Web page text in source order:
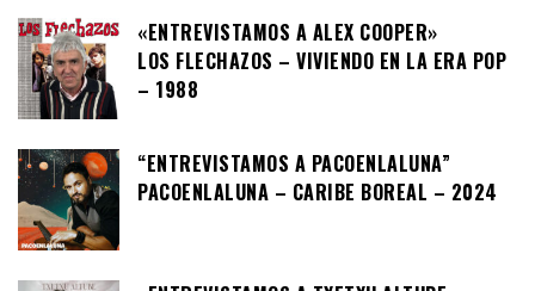
«ENTREVISTAMOS A ALEX COOPER»
LOS FLECHAZOS – VIVIENDO EN LA ERA POP
– 1988
“ENTREVISTAMOS A PACOENLALUNA”
PACOENLALUNA – CARIBE BOREAL – 2024